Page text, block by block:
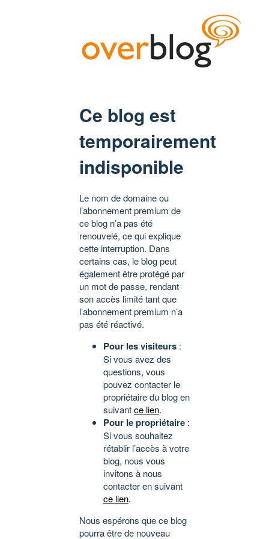
Ce blog est
temporairement
indisponible
Le nom de domaine ou
l’abonnement premium de
ce blog n’a pas été
renouvelé, ce qui explique
cette interruption. Dans
certains cas, le blog peut
également être protégé par
un mot de passe, rendant
son accès limité tant que
l’abonnement premium n’a
pas été réactivé.
Pour les visiteurs :
Si vous avez des
questions, vous
pouvez contacter le
propriétaire du blog en
suivantce lien.
Pour le propriétaire :
Si vous souhaitez
rétablir l’accès à votre
blog, nous vous
invitons à nous
contacter en suivant
ce lien.
Nous espérons que ce blog
pourra être de nouveau